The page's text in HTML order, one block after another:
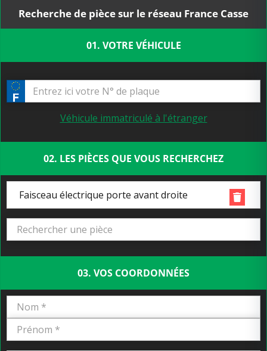
Recherche de pièce sur le réseau France Casse
01. VOTRE VÉHICULE
Véhicule immatriculé à l'étranger
02. LES PIÈCES QUE VOUS RECHERCHEZ
Faisceau électrique porte avant droite
03. VOS COORDONNÉES